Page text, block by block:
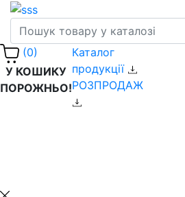
(0)
У КОШИКУ
ПОРОЖНЬО!
Каталог
продукції
РОЗПРОДАЖ